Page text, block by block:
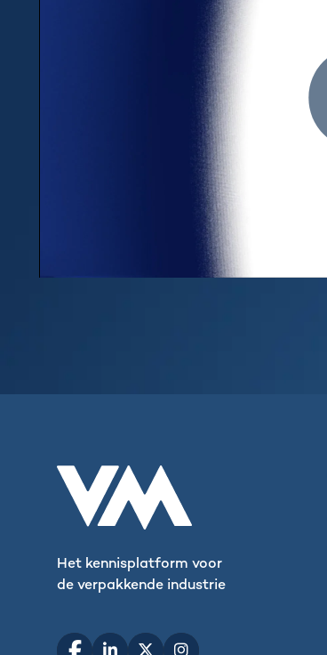
Het kennisplatform voor
de verpakkende industrie